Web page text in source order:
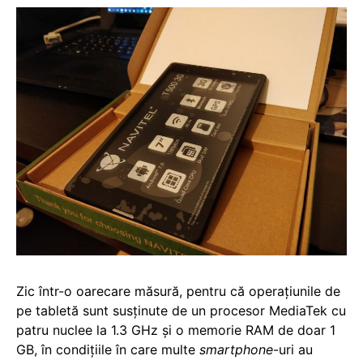
Zic într-o oarecare măsură, pentru că operațiunile de
pe tabletă sunt susținute de un procesor MediaTek cu
patru nuclee la 1.3 GHz și o memorie RAM de doar 1
GB, în condițiile în care multe smartphone-uri au